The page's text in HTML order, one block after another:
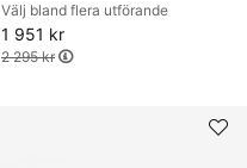
Välj bland flera utförande
1 951 kr
Ordinarie pris:
2 295 kr